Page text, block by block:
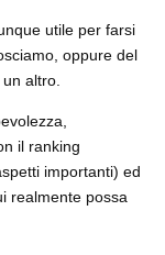
utile per farsi
oppure del
altro.
il ranking
importanti) ed
realmente possa